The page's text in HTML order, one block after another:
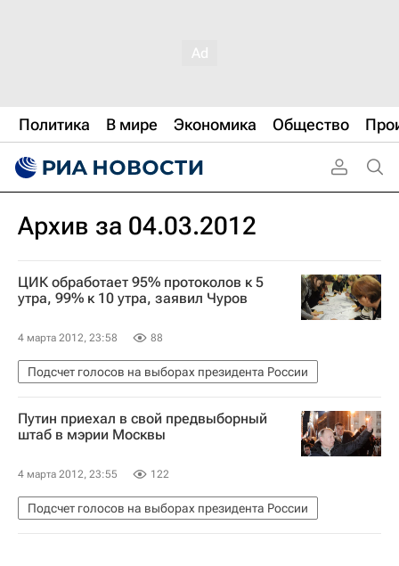
Политика В мире Экономика Общество
Архив за 04.03.2012
ЦИК обработает 95% протоколов к 5
утра, 99% к 10 утра, заявил Чуров
4 марта 2012, 23:58 88
Подсчет голосов на выборах президента России
Путин приехал в свой предвыборный
штаб в мэрии Москвы
4 марта 2012, 23:55 122
Подсчет голосов на выборах президента России